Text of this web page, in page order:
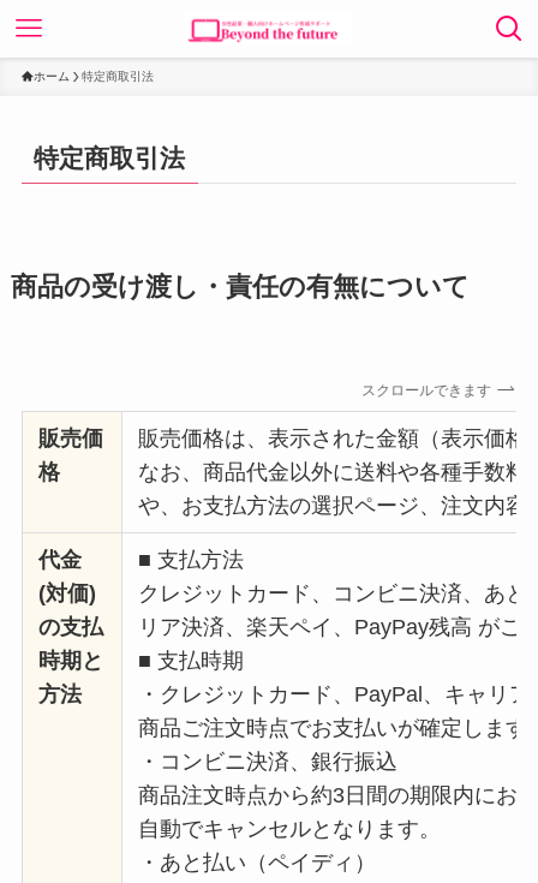
ホーム 特定商取引法
特定商取引法
商品の受け渡し・責任の有無について
スクロールできます
販売価
格
販売価格は、表示された金額（表示価格
なお、商品代金以外に送料や各種手数
や、お支払方法の選択ページ、注文内
代金
(対価)
の支払
時期と
方法
■ 支払方法
クレジットカード、コンビニ決済、あ
リア決済、楽天ペイ、PayPay残高 がご
■ 支払時期
・クレジットカード、PayPal、キャリ
商品ご注文時点でお支払いが確定します
・コンビニ決済、銀行振込
商品注文時点から約3日間の期限内にお
自動でキャンセルとなります。
・あと払い（ペイディ）